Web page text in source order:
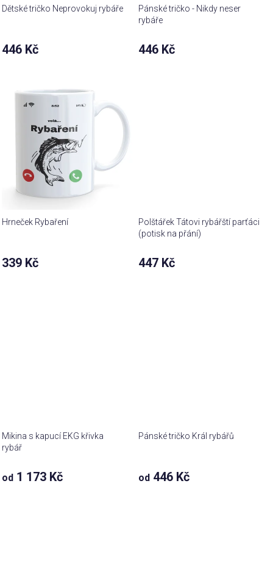
Dětské tričko Neprovokuj rybáře
446 Kč
Pánské tričko - Nikdy neser
rybáře
446 Kč
Hrneček Rybaření
339 Kč
Polštářek Tátovi rybářští parťáci
(potisk na přání)
447 Kč
Mikina s kapucí EKG křivka
rybář
od 1 173 Kč
Pánské tričko Král rybářů
od 446 Kč